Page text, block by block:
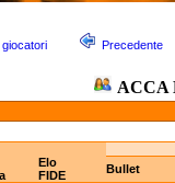
Precedente
ACCA
Elo
FIDE
Bullet